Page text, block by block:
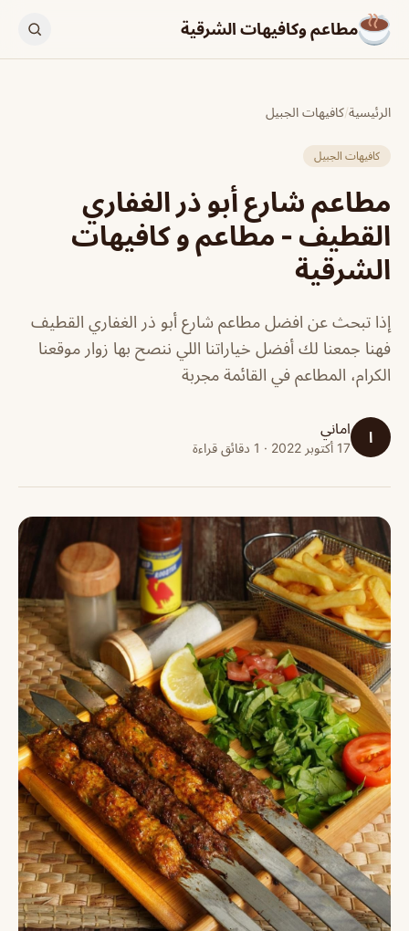
مطاعم وكافيهات الشرقية
الرئيسية/كافيهات الجبيل
كافيهات الجبيل
مطاعم شارع أبو ذر الغفاري
القطيف - مطاعم و كافيهات
الشرقية
إذا تبحث عن افضل مطاعم شارع أبو ذر الغفاري القطيف
فهنا جمعنا لك أفضل خياراتنا اللي ننصح بها زوار موقعنا
الكرام، المطاعم في القائمة مجربة
ا اماني
17 أكتوبر 2022 · 1 دقائق قراءة